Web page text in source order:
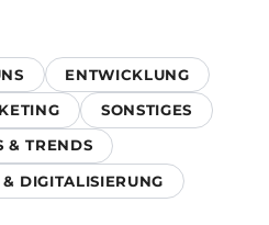
ENTWICKLUNG
SONSTIGES
& TRENDS
DIGITALISIERUNG